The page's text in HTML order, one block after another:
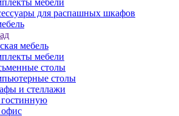
мебели
для распашных шкафов
мебель
мебели
столы
столы
и стеллажи